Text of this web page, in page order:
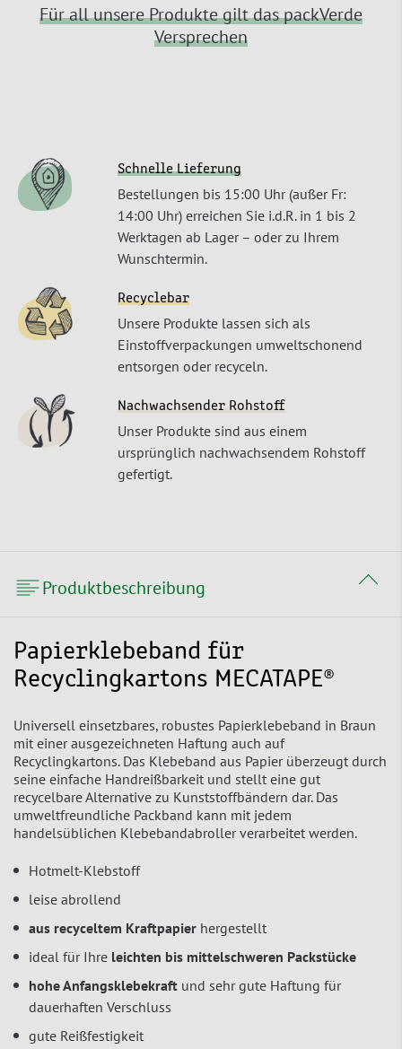
Für all unsere Produkte gilt das packVerde
Versprechen
Schnelle Lieferung
Bestellungen bis 15:00 Uhr (außer Fr:
14:00 Uhr) erreichen Sie i.d.R. in 1 bis 2
Werktagen ab Lager – oder zu Ihrem
Wunschtermin.
Recyclebar
Unsere Produkte lassen sich als
Einstoffverpackungen umweltschonend
entsorgen oder recyceln.
Nachwachsender Rohstoff
Unser Produkte sind aus einem
ursprünglich nachwachsendem Rohstoff
gefertigt.
Produktbeschreibung
Papierklebeband für
Recyclingkartons MECATAPE®
Universell einsetzbares, robustes Papierklebeband in Braun
mit einer ausgezeichneten Haftung auch auf
Recyclingkartons. Das Klebeband aus Papier überzeugt durch
seine einfache Handreißbarkeit und stellt eine gut
recycelbare Alternative zu Kunststoffbändern dar. Das
umweltfreundliche Packband kann mit jedem
handelsüblichen Klebebandabroller verarbeitet werden.
Hotmelt-Klebstoff
leise abrollend
aus recyceltem Kraftpapier hergestellt
ideal für Ihre leichten bis mittelschweren Packstücke
hohe Anfangsklebekraft und sehr gute Haftung für
dauerhaften Verschluss
gute Reißfestigkeit